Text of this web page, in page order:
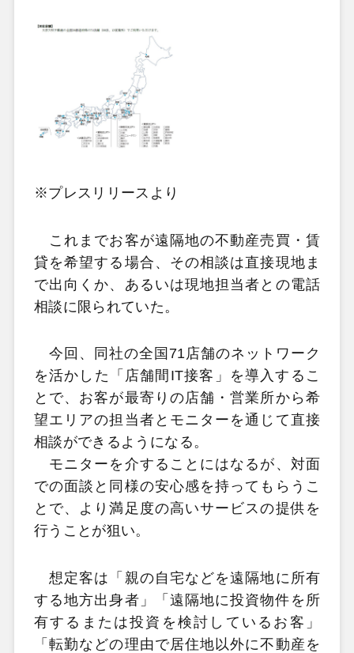
※プレスリリースより
これまでお客が遠隔地の不動産売買・賃
貸を希望する場合、その相談は直接現地ま
で出向くか、あるいは現地担当者との電話
相談に限られていた。
今回、同社の全国71店舗のネットワーク
を活かした「店舗間IT接客」を導入するこ
とで、お客が最寄りの店舗・営業所から希
望エリアの担当者とモニターを通じて直接
相談ができるようになる。
モニターを介することにはなるが、対面
での面談と同様の安心感を持ってもらうこ
とで、より満足度の高いサービスの提供を
行うことが狙い。
想定客は「親の自宅などを遠隔地に所有
する地方出身者」「遠隔地に投資物件を所
有するまたは投資を検討しているお客」
「転勤などの理由で居住地以外に不動産を